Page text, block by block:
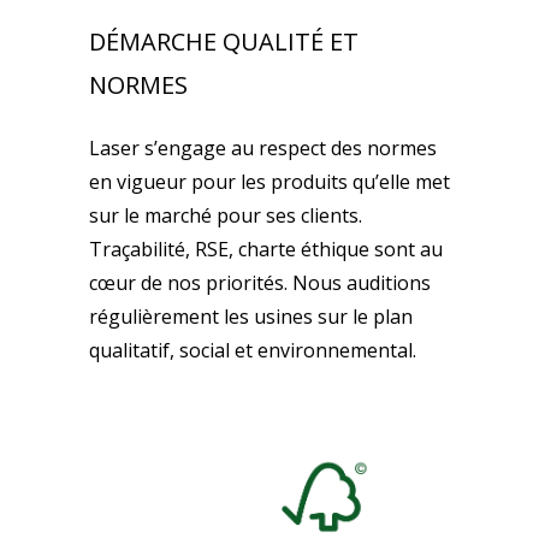
DÉMARCHE QUALITÉ ET
NORMES
Laser s’engage au respect des normes
en vigueur pour les produits qu’elle met
sur le marché pour ses clients.
Traçabilité, RSE, charte éthique sont au
cœur de nos priorités. Nous auditions
régulièrement les usines sur le plan
qualitatif, social et environnemental.